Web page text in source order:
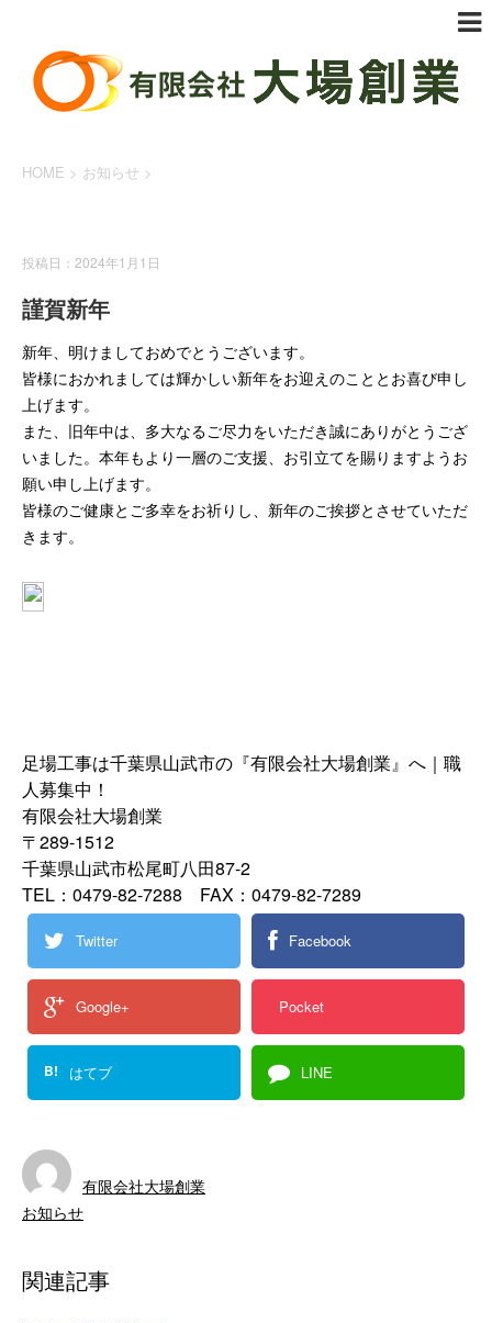
HOME > お知らせ >
投稿日：2024年1月1日
謹賀新年
新年、明けましておめでとうございます。
皆様におかれましては輝かしい新年をお迎えのこととお喜び申し
上げます。
また、旧年中は、多大なるご尽力をいただき誠にありがとうござ
いました。本年もより一層のご支援、お引立てを賜りますようお
願い申し上げます。
皆様のご健康とご多幸をお祈りし、新年のご挨拶とさせていただ
きます。
足場工事は千葉県山武市の『有限会社大場創業』へ｜職
人募集中！
有限会社大場創業
〒289-1512
千葉県山武市松尾町八田87-2
TEL：0479-82-7288 FAX：0479-82-7289
Twitter Facebook
Google+ Pocket
B! はてブ LINE
有限会社大場創業
お知らせ
関連記事